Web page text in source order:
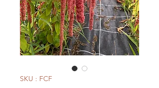
SKU : FCF